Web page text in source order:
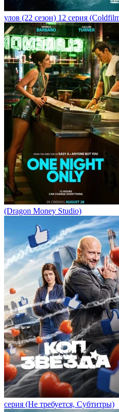
улов (22 сезон) 12 серия
(Dragon Money Studio)
серия (Не требуется, Субтитры)